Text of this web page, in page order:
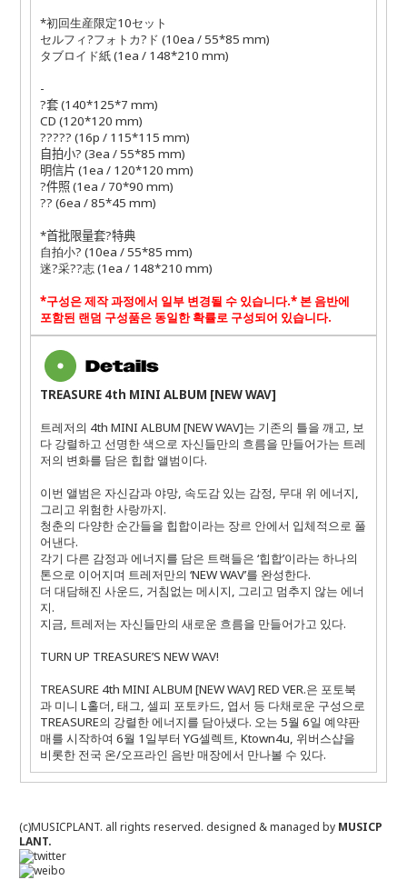
*初回生産限定10セット
セルフィ?フォトカ? ド (10ea / 55*85 mm)
タブロイド紙(1ea / 148*210 mm)
-
?套(140*125*7 mm)
CD (120*120 mm)
????? (16p / 115*115 mm)
自拍小? (3ea / 55*85 mm)
明信片 (1ea / 120*120 mm)
?件照(1ea / 70*90 mm)
?? (6ea / 85*45 mm)
*首批限量套?特典
自拍小? (10ea / 55*85 mm)
迷?采??志(1ea / 148*210 mm)
*구성은 제작 과정에서 일부 변경될 수 있습니다.* 본 음반에
포함된 랜덤 구성품은 동일한 확률로 구성되어 있습니다.
TREASURE 4th MINI ALBUM [NEW WAV]
트레저의 4th MINI ALBUM [NEW WAV]는 기존의 틀을 깨고, 보
다 강렬하고 선명한 색으로 자신들만의 흐름을 만들어가는 트레
저의 변화를 담은 힙합 앨범이다.
이번 앨범은 자신감과 야망, 속도감 있는 감정, 무대 위 에너지,
그리고 위험한 사랑까지.
청춘의 다양한 순간들을 힙합이라는 장르 안에서 입체적으로 풀
어낸다.
각기 다른 감정과 에너지를 담은 트랙들은 ‘힙합’이라는 하나의
톤으로 이어지며 트레저만의 ‘NEW WAV’를 완성한다.
더 대담해진 사운드, 거침없는 메시지, 그리고 멈추지 않는 에너
지.
지금, 트레저는 자신들만의 새로운 흐름을 만들어가고 있다.
TURN UP TREASURE’S NEW WAV!
TREASURE 4th MINI ALBUM [NEW WAV] RED VER.은 포토북
과 미니 L홀더, 태그, 셀피 포토카드, 엽서 등 다채로운 구성으로
TREASURE의 강렬한 에너지를 담아냈다. 오는 5월 6일 예약판
매를 시작하여 6월 1 일부터 YG셀렉트, Ktown4u, 위버스샵을
비롯한 전국 온/오프라인 음반 매장에서 만나볼 수 있다.
(c)MUSICPLANT. all rights reserved. designed & managed by MUSICP
LANT.